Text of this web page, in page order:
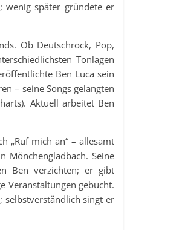
wenig später gründete er
Ob Deutschrock, Pop,
Tonlagen
Ben Luca sein
– seine Songs gelangten
Aktuell arbeitet Ben
„Ruf mich an“ – allesamt
Mönchengladbach. Seine
Ben verzichten; er gibt
Veranstaltungen gebucht.
selbstverständlich singt er